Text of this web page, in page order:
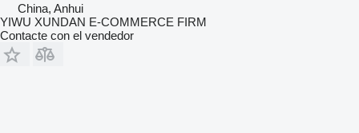
China, Anhui
YIWU XUNDAN E-COMMERCE FIRM
Contacte con el vendedor